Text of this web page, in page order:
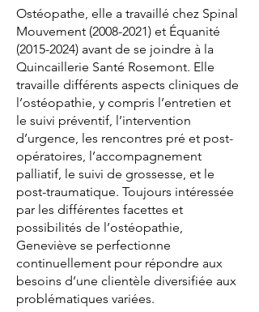
Ostéopathe, elle a travaillé chez Spinal
Mouvement (2008-2021) et Équanité
(2015-2024) avant de se joindre à la
Quincaillerie Santé Rosemont. Elle
travaille différents aspects cliniques de
l’ostéopathie, y compris l’entretien et
le suivi préventif, l’intervention
d’urgence, les rencontres pré et post-
opératoires, l’accompagnement
palliatif, le suivi de grossesse, et le
post-traumatique. Toujours intéressée
par les différentes facettes et
possibilités de l’ostéopathie,
Geneviève se perfectionne
continuellement pour répondre aux
besoins d’une clientèle diversifiée aux
problématiques variées.